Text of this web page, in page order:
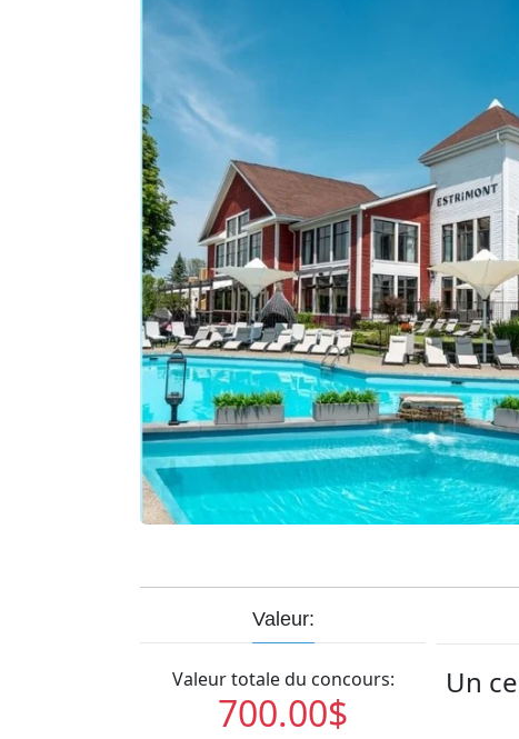
Valeur:
Valeur totale du concours:
700.00$
Un